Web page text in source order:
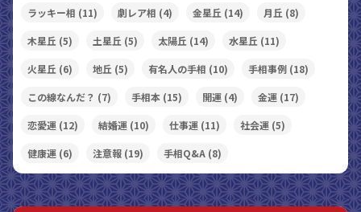
ラッキー相 (11) 劇レア相 (4) 金星丘 (14) 月丘 (8)
木星丘 (5) 土星丘 (5) 太陽丘 (14) 水星丘 (11)
火星丘 (6) 地丘 (5) 有名人の手相 (10) 手相事例 (18)
この線なんだ？ (7) 手相本 (15) 開運 (4) 金運 (17)
恋愛運 (12) 結婚運 (10) 仕事運 (11) 社会運 (5)
健康運 (6) 注意報 (19) 手相Q&A (8)